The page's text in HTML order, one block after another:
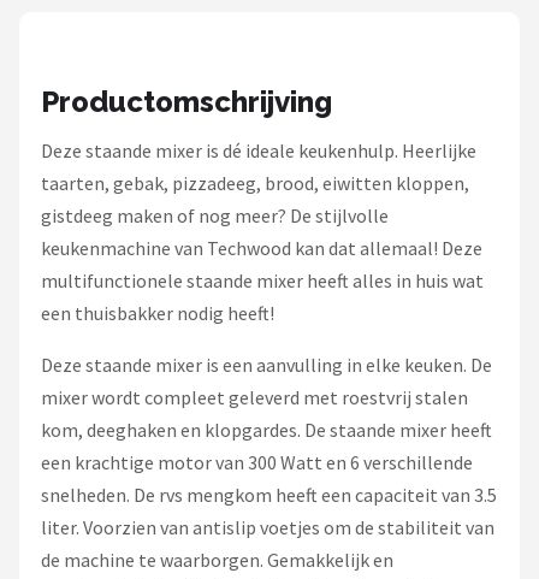
Alle merken →
Productomschrijving
Deze staande mixer is dé ideale keukenhulp. Heerlijke
taarten, gebak, pizzadeeg, brood, eiwitten kloppen,
gistdeeg maken of nog meer? De stijlvolle
keukenmachine van Techwood kan dat allemaal! Deze
multifunctionele staande mixer heeft alles in huis wat
een thuisbakker nodig heeft!
Deze staande mixer is een aanvulling in elke keuken. De
mixer wordt compleet geleverd met roestvrij stalen
kom, deeghaken en klopgardes. De staande mixer heeft
een krachtige motor van 300 Watt en 6 verschillende
snelheden. De rvs mengkom heeft een capaciteit van 3.5
liter. Voorzien van antislip voetjes om de stabiliteit van
de machine te waarborgen. Gemakkelijk en